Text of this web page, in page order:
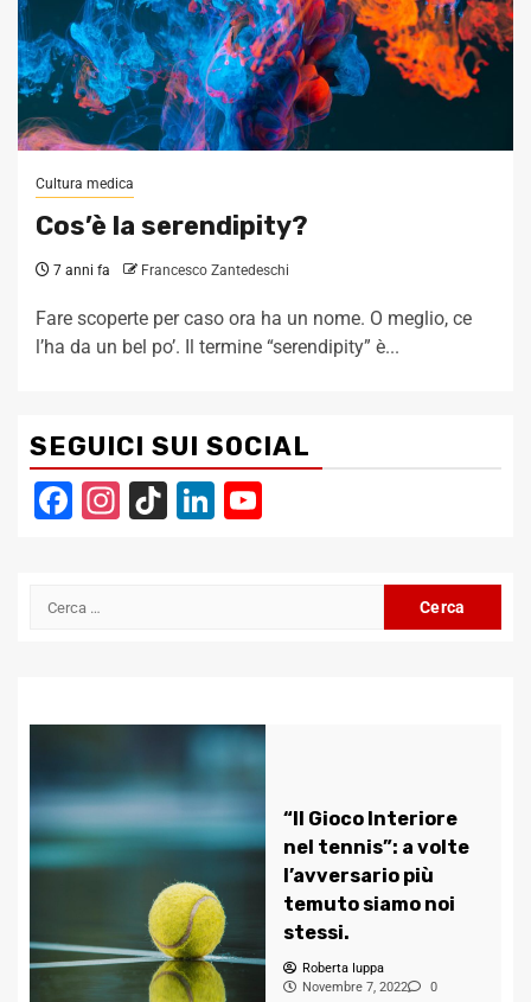
Cultura medica
Cos’è la serendipity?
7 anni fa Francesco Zantedeschi
Fare scoperte per caso ora ha un nome. O meglio, ce
l’ha da un bel po’. Il termine “serendipity” è...
SEGUICI SUI SOCIAL
Facebook
Instagram
TikTokLinkedIn
Ricerca
“Il Gioco Interiore
nel tennis”: a volte
l’avversario più
temuto siamo noi
stessi.
Roberta Iuppa
Novembre 7, 2022
0